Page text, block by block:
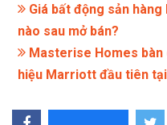
Giá bất động sản
nào sau mở bán?
Masterise Homes bàn
hiệu Marriott đầu tiên